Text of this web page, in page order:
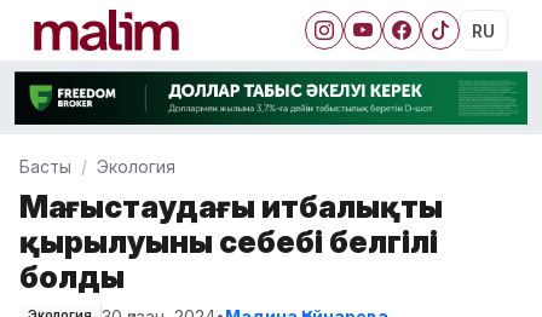
RU
Басты Экология
Маңғыстаудағы итбалықтың
қырылуының себебі белгілі
болды